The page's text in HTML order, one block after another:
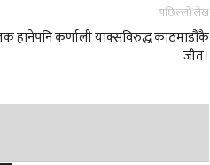
पछिल्लो लेख
हानेपनि कर्णाली याक्सविरुद्ध काठमाडौंकै
जीत।